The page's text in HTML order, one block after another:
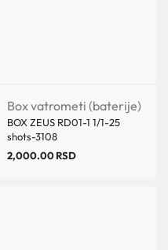
Box vatrometi (baterije)
BOX ZEUS RD01-1 1/1-25
shots-3108
2,000.00RSD